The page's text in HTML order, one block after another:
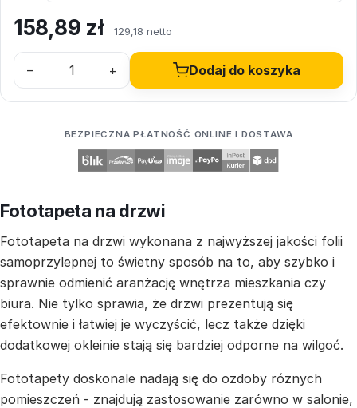
158,89 zł 129,18 netto
– + Dodaj do koszyka
BEZPIECZNA PŁATNOŚĆ ONLINE I DOSTAWA
Fototapeta na drzwi
Fototapeta na drzwi wykonana z najwyższej jakości folii
samoprzylepnej to świetny sposób na to, aby szybko i
sprawnie odmienić aranżację wnętrza mieszkania czy
biura. Nie tylko sprawia, że drzwi prezentują się
efektownie i łatwiej je wyczyścić, lecz także dzięki
dodatkowej okleinie stają się bardziej odporne na wilgoć.
Fototapety doskonale nadają się do ozdoby różnych
pomieszczeń - znajdują zastosowanie zarówno w salonie,